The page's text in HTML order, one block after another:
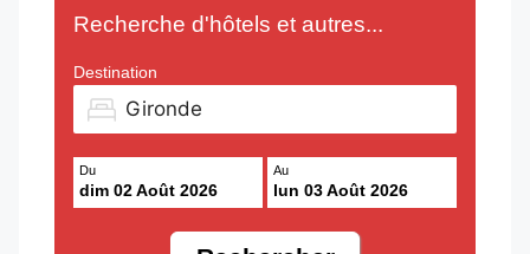
Recherche d'hôtels et autres...
Destination
Du
dim 02 Août 2026
Au
lun 03 Août 2026